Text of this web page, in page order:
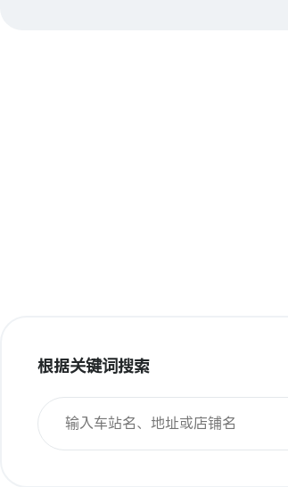
根据关键词搜索